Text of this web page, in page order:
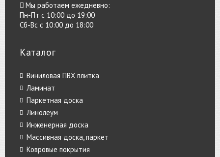
Мы работаем ежедневно:
Пн-Пт с 10:00 до 19:00
Сб-Вс с 10:00 до 18:00
Каталог
Виниловая ПВХ плитка
Ламинат
Паркетная доска
Линолеум
Инженерная доска
Массивная доска, паркет
Ковровые покрытия